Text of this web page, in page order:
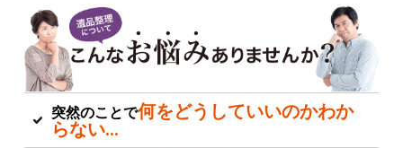
突然のことで何をどうしていいのかわか
らない…